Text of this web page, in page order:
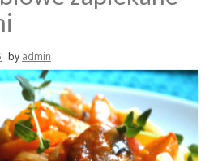
by admin